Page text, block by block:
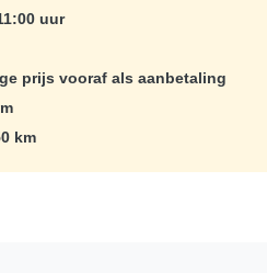
uur
prijs vooraf als aanbetaling
km